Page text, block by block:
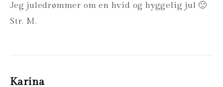
Jeg juledrømmer om en hvid og hyggelig jul 🙂
Str. M.
Karina